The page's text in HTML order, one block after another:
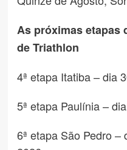
As próximas etapas
de Triathlon
4ª etapa Itatiba – dia
5ª etapa Paulínia –
6ª etapa São Pedro